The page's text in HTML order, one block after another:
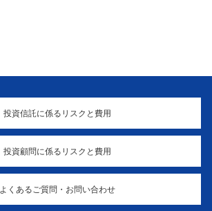
投資信託に係るリスクと費用
投資顧問に係るリスクと費用
よくあるご質問・お問い合わせ